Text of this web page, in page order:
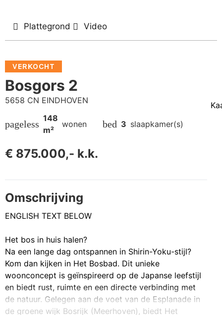
Plattegrond Video
VERKOCHT
Bosgors 2
5658 CN EINDHOVEN
pageless
148
m²
wonen bed 3 slaapkamer(s)
€ 875.000,- k.k.
Omschrijving
ENGLISH TEXT BELOW
Het bos in huis halen?
Na een lange dag ontspannen in Shirin-Yoku-stijl?
Kom dan kijken in Het Bosbad. Dit unieke
woonconcept is geïnspireerd op de Japanse leefstijl
en biedt rust, ruimte en een directe verbinding met
de natuur. Gelegen aan de voet van de Esplanade in
de groene wijk Bosrijk (Meerhoven), biedt Het